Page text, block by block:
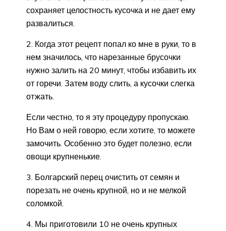
сохраняет целостность кусочка и не дает ему
развалиться.
2. Когда этот рецепт попал ко мне в руки, то в
нем значилось, что нарезанные брусочки
нужно залить на 20 минут, чтобы избавить их
от горечи. Затем воду слить, а кусочки слегка
отжать.
Если честно, то я эту процедуру пропускаю.
Но Вам о ней говорю, если хотите, то можете
замочить. Особенно это будет полезно, если
овощи крупненькие.
3. Болгарский перец очистить от семян и
порезать не очень крупной, но и не мелкой
соломкой.
4. Мы приготовили 10 не очень крупных